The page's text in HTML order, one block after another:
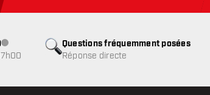
Questions fréquemment posées
Réponse directe
Service client indisponible